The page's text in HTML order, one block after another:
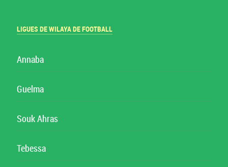
LIGUES DE WILAYA DE FOOTBALL
Annaba
Guelma
Souk Ahras
Tebessa